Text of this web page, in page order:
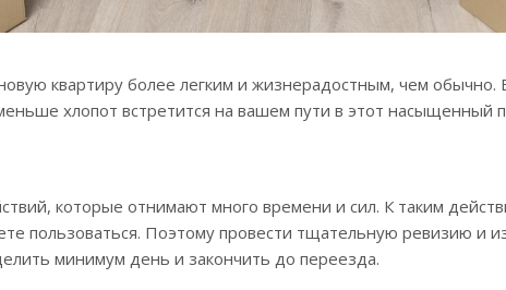
квартиру более легким и жизнерадостным, чем обычно.
хлопот встретится на вашем пути в этот насыщенный
которые отнимают много времени и сил. К таким
пользоваться. Поэтому провести тщательную ревизию и
минимум день и закончить до переезда.